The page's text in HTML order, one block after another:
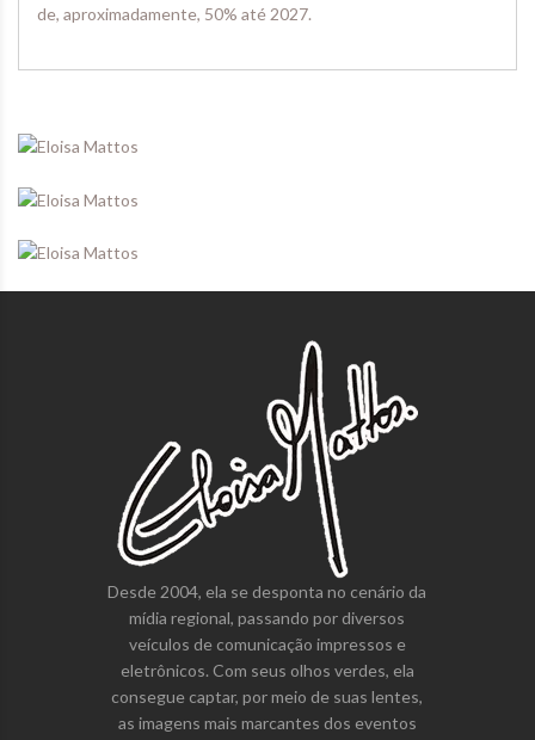
de, aproximadamente, 50% até 2027.
Desde 2004, ela se desponta no cenário da
mídia regional, passando por diversos
veículos de comunicação impressos e
eletrônicos. Com seus olhos verdes, ela
consegue captar, por meio de suas lentes,
as imagens mais marcantes dos eventos